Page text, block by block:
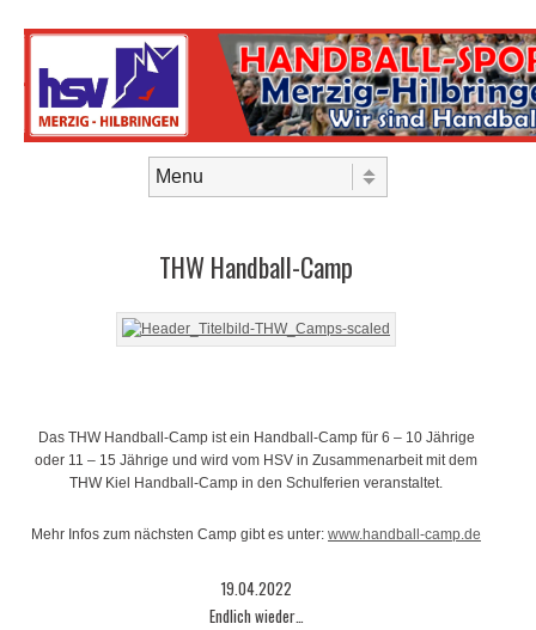
THW Handball-Camp
Das THW Handball-Camp ist ein Handball-Camp für 6 – 10 Jährige
oder 11 – 15 Jährige und wird vom HSV in Zusammenarbeit mit dem
THW Kiel Handball-Camp in den Schulferien veranstaltet.
Mehr Infos zum nächsten Camp gibt es unter: www.handball-camp.de
19.04.2022
Endlich wieder…